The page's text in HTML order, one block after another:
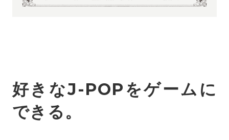
好きなJ-POPをゲームに
できる。